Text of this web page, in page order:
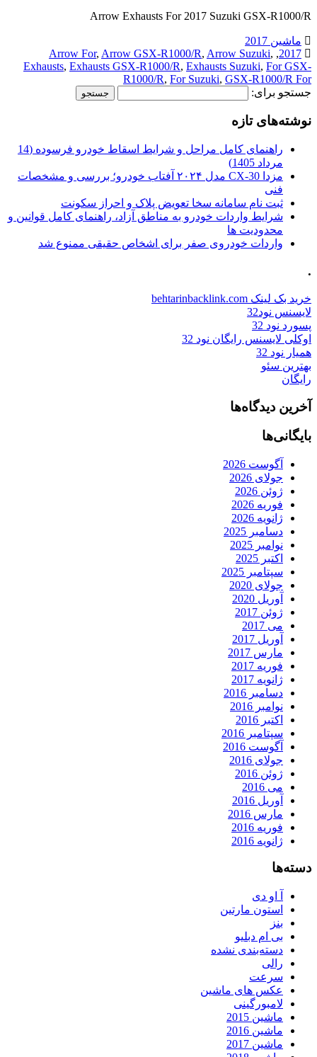
Arrow Exhausts For 2017 Suzuki GSX-R1000/R
ماشین 2017
2017
,
Arrow For, Arrow GSX-R1000/R, Arrow Suzuki,
Exhausts, Exhausts GSX-R1000/R, Exhausts Suzuki, For GSX-
R1000/R, For Suzuki, GSX-R1000/R For
جستجو برای:
نوشته‌های تازه
راهنمای کامل مراحل و شرایط اسقاط خودرو فرسوده (14
مرداد 1405)
مزدا CX-30 مدل ۲۰۲۴ آفتاب خودرو؛ بررسی و مشخصات
فنی
ثبت نام سامانه سخا تعویض پلاک و احراز سکونت
شرایط واردات خودرو به مناطق آزاد، راهنمای کامل قوانین و
محدودیت ها
واردات خودروی صفر برای اشخاص حقیقی ممنوع شد
.
خرید بک لینک behtarinbacklink.com
لایسنس نود32
پسورد نود 32
اوکلی لایسنس رایگان نود 32
همیار نود 32
بهترین سئو
رایگان
آخرین دیدگاه‌ها
بایگانی‌ها
آگوست 2026
جولای 2026
ژوئن 2026
فوریه 2026
ژانویه 2026
دسامبر 2025
نوامبر 2025
اکتبر 2025
سپتامبر 2025
جولای 2020
آوریل 2020
ژوئن 2017
می 2017
آوریل 2017
مارس 2017
فوریه 2017
ژانویه 2017
دسامبر 2016
نوامبر 2016
اکتبر 2016
سپتامبر 2016
آگوست 2016
جولای 2016
ژوئن 2016
می 2016
آوریل 2016
مارس 2016
فوریه 2016
ژانویه 2016
دسته‌ها
آ او دی
استون مارتین
بنز
بی ام دبلیو
دسته‌بندی نشده
رالی
سرعت
عکس های ماشین
لامبورگینی
ماشین 2015
ماشین 2016
ماشین 2017